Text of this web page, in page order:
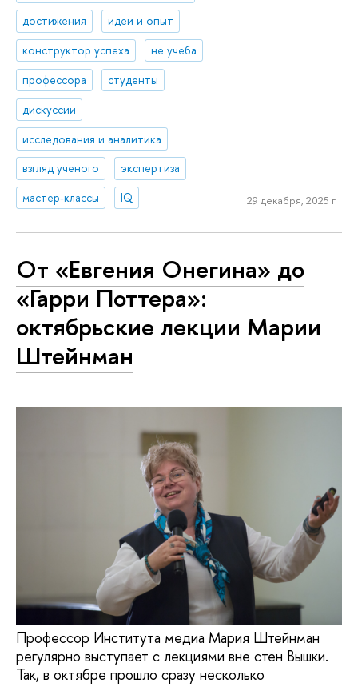
достижения
идеи и опыт
конструктор успеха
не учеба
профессора
студенты
дискуссии
исследования и аналитика
взгляд ученого
экспертиза
мастер-классы
IQ 29 декабря, 2025 г.
От «Евгения Онегина» до
«Гарри Поттера»:
октябрьские лекции Марии
Штейнман
Профессор Института медиа Мария Штейнман
регулярно выступает с лекциями вне стен Вышки.
Так, в октябре прошло сразу несколько